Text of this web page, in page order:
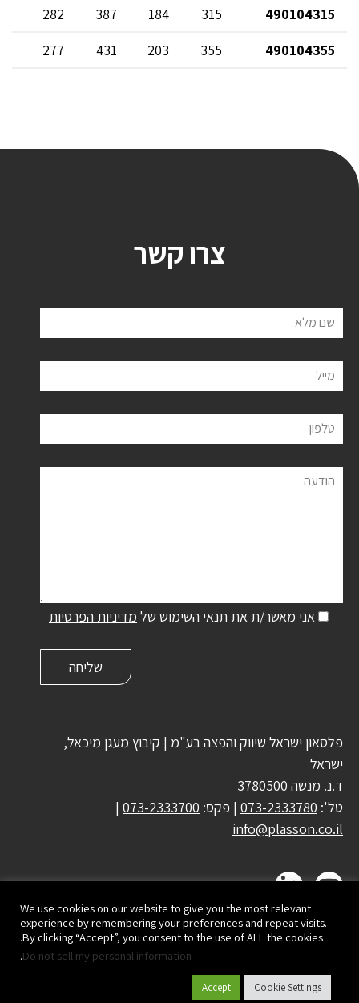
490104315
315
184
387
282
490104355
355
203
431
277
צרו קשר
שם מלא
מייל
טלפון
הודעה
אני מאשר/ת את תנאי השימוש של מדיניות הפרטיות
פלסאון ישראל שיווק והפצה בע"מ | קיבוץ מעגן מיכאל,
ישראל
ד.נ. מנשה 3780500
טל': 073-2333780 | פקס: 073-2333700
|
info@plasson.co.il
We use cookies on our website to give you the most relevant
experience by remembering your preferences and repeat visits.
By clicking “Accept”, you consent to the use of ALL the cookies.
Do not sell my personal information
.
Cookie Settings
Accept